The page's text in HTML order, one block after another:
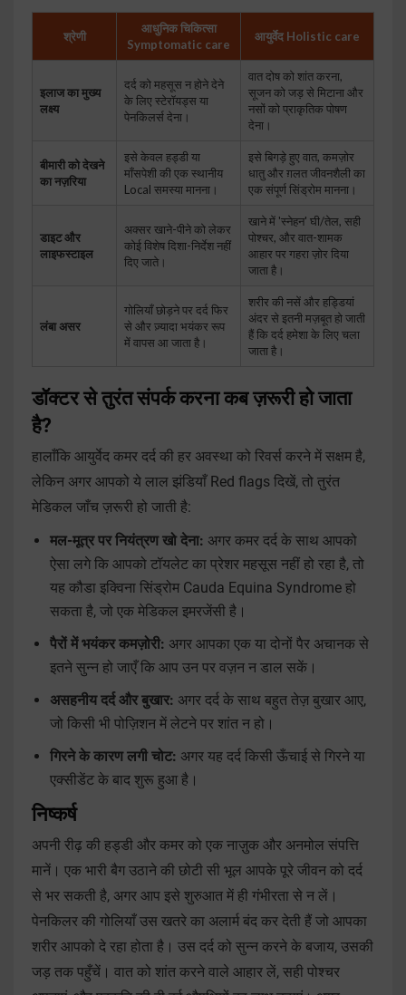
श्रेणी
आधुनिक चिकित्सा
Symptomatic care
आयुर्वेद Holistic care
इलाज का मुख्य
लक्ष्य
दर्द को महसूस न होने देने
के लिए स्टेरॉयड्स या
पेनकिलर्स देना।
वात दोष को शांत करना,
सूजन को जड़ से मिटाना और
नसों को प्राकृतिक पोषण
देना।
बीमारी को देखने
का नज़रिया
इसे केवल हड्डी या
माँसपेशी की एक स्थानीय
Local समस्या मानना।
इसे बिगड़े हुए वात, कमज़ोर
धातु और ग़लत जीवनशैली का
एक संपूर्ण सिंड्रोम मानना।
डाइट और
लाइफस्टाइल
अक्सर खाने-पीने को लेकर
कोई विशेष दिशा-निर्देश नहीं
दिए जाते।
खाने में 'स्नेहन' घी/तेल, सही
पोश्चर, और वात-शामक
आहार पर गहरा ज़ोर दिया
जाता है।
लंबा असर
गोलियाँ छोड़ने पर दर्द फिर
से और ज़्यादा भयंकर रूप
में वापस आ जाता है।
शरीर की नसें और हड्डियां
अंदर से इतनी मज़बूत हो जाती
हैं कि दर्द हमेशा के लिए चला
जाता है।
डॉक्टर से तुरंत संपर्क करना कब ज़रूरी हो जाता
है?
हालाँकि आयुर्वेद कमर दर्द की हर अवस्था को रिवर्स करने में सक्षम है,
लेकिन अगर आपको ये लाल झंडियाँ Red flags दिखें, तो तुरंत
मेडिकल जाँच ज़रूरी हो जाती है:
मल-मूत्र पर नियंत्रण खो देना: अगर कमर दर्द के साथ आपको
ऐसा लगे कि आपको टॉयलेट का प्रेशर महसूस नहीं हो रहा है, तो
यह कौडा इक्विना सिंड्रोम Cauda Equina Syndrome हो
सकता है, जो एक मेडिकल इमरजेंसी है।
पैरों में भयंकर कमज़ोरी: अगर आपका एक या दोनों पैर अचानक से
इतने सुन्न हो जाएँ कि आप उन पर वज़न न डाल सकें।
असहनीय दर्द और बुखार: अगर दर्द के साथ बहुत तेज़ बुखार आए,
जो किसी भी पोज़िशन में लेटने पर शांत न हो।
गिरने के कारण लगी चोट: अगर यह दर्द किसी ऊँचाई से गिरने या
एक्सीडेंट के बाद शुरू हुआ है।
निष्कर्ष
अपनी रीढ़ की हड्डी और कमर को एक नाज़ुक और अनमोल संपत्ति
मानें। एक भारी बैग उठाने की छोटी सी भूल आपके पूरे जीवन को दर्द
से भर सकती है, अगर आप इसे शुरुआत में ही गंभीरता से न लें।
पेनकिलर की गोलियाँ उस खतरे का अलार्म बंद कर देती हैं जो आपका
शरीर आपको दे रहा होता है। उस दर्द को सुन्न करने के बजाय, उसकी
जड़ तक पहुँचें। वात को शांत करने वाले आहार लें, सही पोश्चर